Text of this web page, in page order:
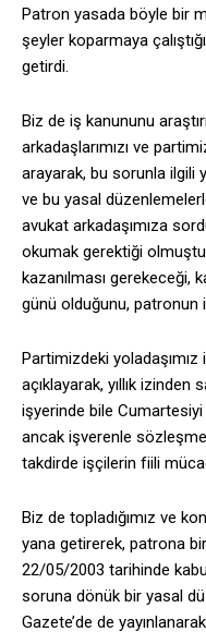
Patron yasada böyle bir
şeyler koparmaya
getirdi.
Biz de iş kanununu
arkadaşlarımızı ve
arayarak, bu sorunla ilgili
ve bu yasal
avukat arkadaşımıza
okumak gerektiği
kazanılması gerekeceği,
günü olduğunu, patronun
Partimizdeki
açıklayarak, yıllık izinden
işyerinde bile Cumartesiyi
ancak işverenle
takdirde işçilerin fiili
Biz de topladığımız ve
yana getirerek, patrona
22/05/2003 tarihinde
soruna dönük bir yasal
Gazete’de de